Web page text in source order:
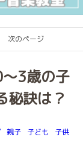
次のページ
～3歳の子
秘訣は？
親子 子ども
子供